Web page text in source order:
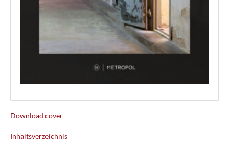
Download cover
Inhaltsverzeichnis